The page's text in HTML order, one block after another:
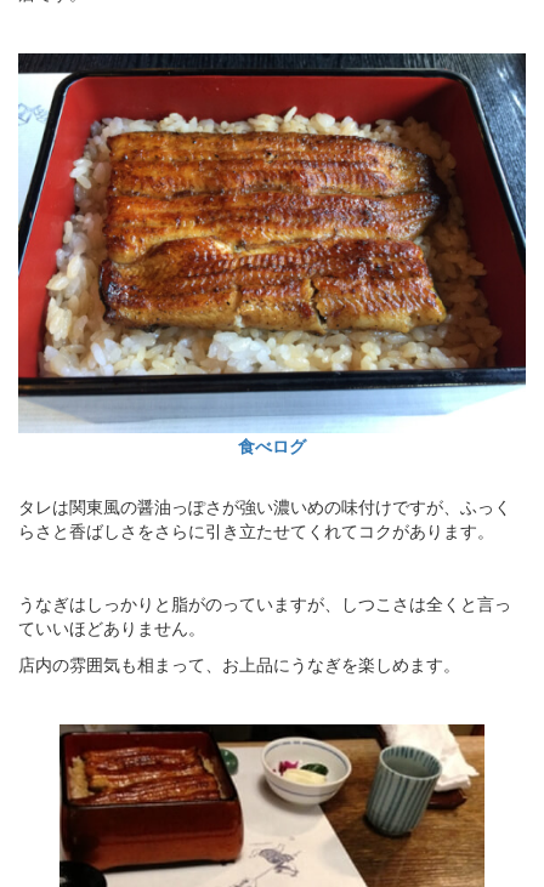
食べログ
タレは関東風の醤油っぽさが強い濃いめの味付けですが、ふっく
らさと香ばしさをさらに引き立たせてくれてコクがあります。
うなぎはしっかりと脂がのっていますが、しつこさは全くと言っ
ていいほどありません。
店内の雰囲気も相まって、お上品にうなぎを楽しめます。